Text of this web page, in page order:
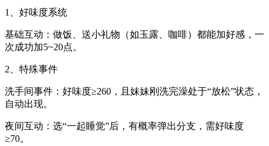
1、好味度系统
基础互动：做饭、送小礼物（如玉露、咖啡）都能加好感，一
次成功加5~20点。
2、特殊事件
洗手间事件：好味度≥260，且妹妹刚洗完澡处于“放松”状态，
自动出现。
夜间互动：选“一起睡觉”后，有概率弹出分支，需好味度
≥70。